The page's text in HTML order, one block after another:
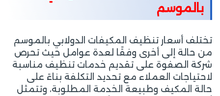
بالموسم
تختلف أسعار تنظيف المكيفات الدولابي بالموسم
من حالة إلى أخرى وفقًا لعدة عوامل حيث تحرص
شركة الصفوة على تقديم خدمات تنظيف مناسبة
لاحتياجات العملاء مع تحديد التكلفة بناءً على
حالة المكيف وطبيعة الخدمة المطلوبة، وتتمثل